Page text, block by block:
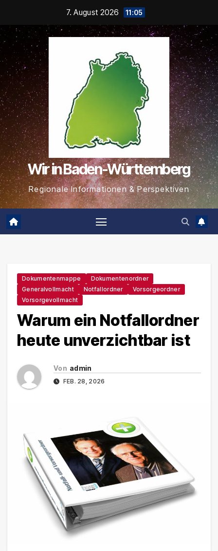
springen
7. August 2026 11:05
Wir in Baden-Württemberg
Regionale Informationen & Perspektiven
Dokumentenmappe
Dokumentenordner
Generalvollmacht
Notfallordner
Vorsorgeordner
Vorsorgevollmacht
Warum ein Notfallordner
heute unverzichtbar ist
Von admin
FEB. 28, 2026